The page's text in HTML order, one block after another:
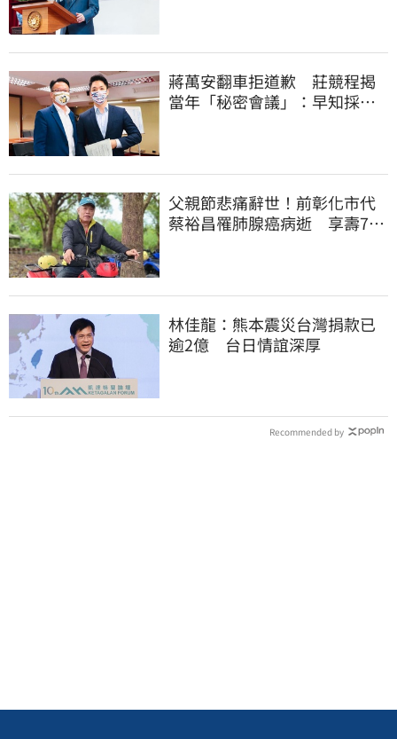
蔣萬安翻車拒道歉 莊競程揭
當年「秘密會議」：早知採購
父親節悲痛辭世！前彰化市代
蔡裕昌罹肺腺癌病逝 享壽71
林佳龍：熊本震災台灣捐款已
逾2億 台日情誼深厚
Recommended by